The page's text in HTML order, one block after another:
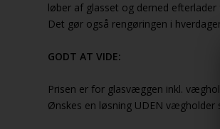
løber af glasset og derned
Det gør også rengøringen i
GODT AT VIDE:
Prisen er for glasvæggen inkl.
Ønskes en løsning UDEN vægholder